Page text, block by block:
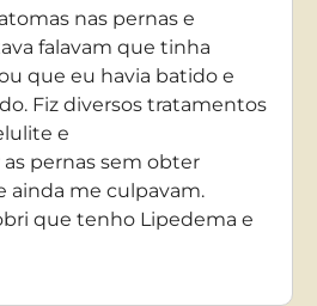
nas pernas e
falavam que tinha
que eu havia batido e
Fiz diversos tratamentos
e
pernas sem obter
ainda me culpavam.
que tenho Lipedema e